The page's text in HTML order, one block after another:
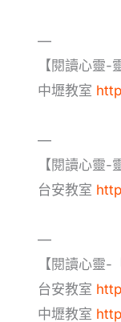
—
【閱讀心靈-
中壢教室
—
【閱讀心靈-
台安教室
—
【閱讀心靈-
台安教室
中壢教室